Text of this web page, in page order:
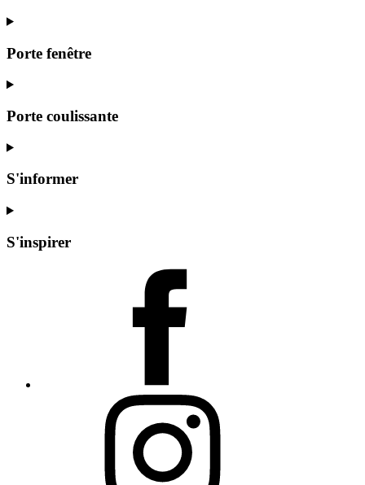
Porte fenêtre
Porte coulissante
S'informer
S'inspirer